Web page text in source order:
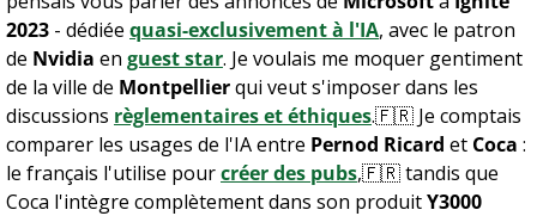
2023 - dédiée quasi-exclusivement à l'IA, avec le patron
de Nvidia en guest star. Je voulais me moquer gentiment
de la ville de Montpellier qui veut s'imposer dans les
discussions règlementaires et éthiques.🇫🇷 Je comptais
comparer les usages de l'IA entre Pernod Ricard et Coca :
le français l'utilise pour créer des pubs,🇫🇷 tandis que
Coca l'intègre complètement dans son produit Y3000